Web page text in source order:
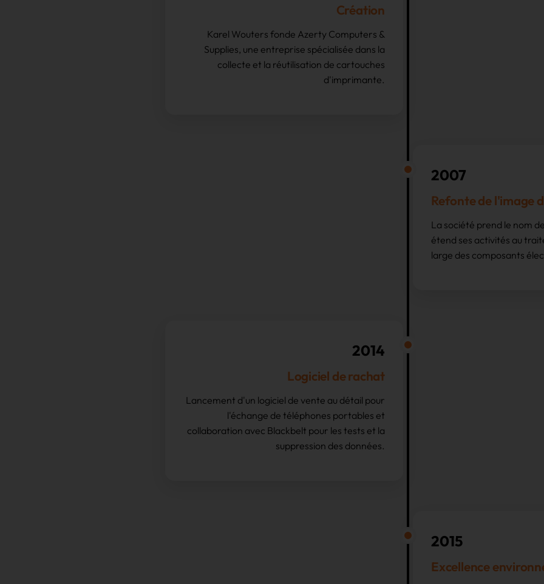
Création
Karel Wouters fonde Azerty Computers &
Supplies, une entreprise spécialisée dans la
collecte et la réutilisation de cartouches
d'imprimante.
2007
Refonte de l'image
La société prend le nom
étend ses activités au
large des composants
2014
Logiciel de rachat
Lancement d'un logiciel de vente au détail pour
l'échange de téléphones portables et
collaboration avec Blackbelt pour les tests et la
suppression des données.
2015
Excellence